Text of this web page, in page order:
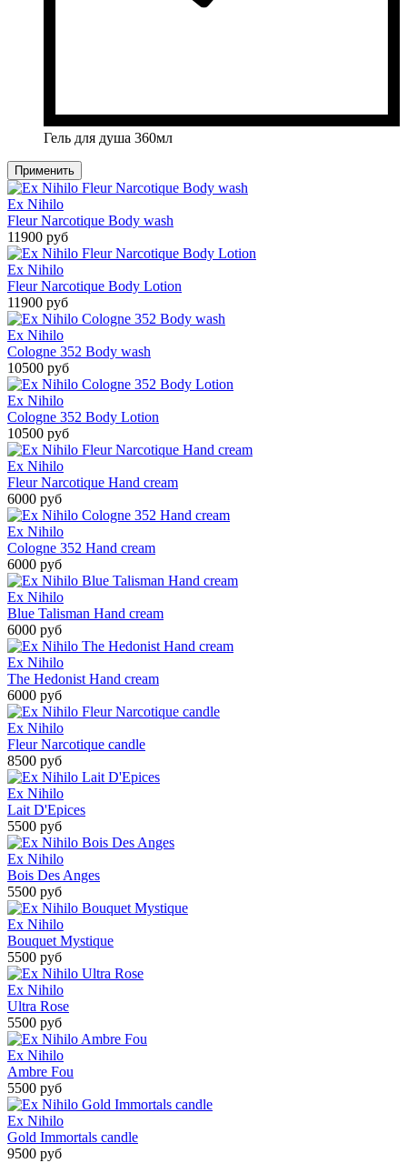
Гель для душа 360мл
Применить
Ex Nihilo
Fleur Narcotique Body wash
11900 руб
Ex Nihilo
Fleur Narcotique Body Lotion
11900 руб
Ex Nihilo
Cologne 352 Body wash
10500 руб
Ex Nihilo
Cologne 352 Body Lotion
10500 руб
Ex Nihilo
Fleur Narcotique Hand cream
6000 руб
Ex Nihilo
Cologne 352 Hand cream
6000 руб
Ex Nihilo
Blue Talisman Hand cream
6000 руб
Ex Nihilo
The Hedonist Hand cream
6000 руб
Ex Nihilo
Fleur Narcotique candle
8500 руб
Ex Nihilo
Lait D'Epices
5500 руб
Ex Nihilo
Bois Des Anges
5500 руб
Ex Nihilo
Bouquet Mystique
5500 руб
Ex Nihilo
Ultra Rose
5500 руб
Ex Nihilo
Ambre Fou
5500 руб
Ex Nihilo
Gold Immortals candle
9500 руб